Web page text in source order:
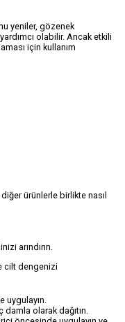
yeniler, gözenek
olabilir. Ancak etkili
için kullanım
ürünlerle birlikte nasıl
arındırın.
cilt dengenizi
uygulayın.
olarak dağıtın.